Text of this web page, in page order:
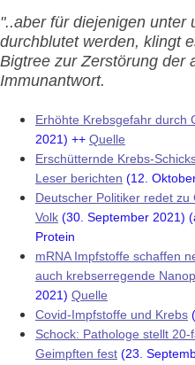
"..aber für diejenigen unter
durchblutet werden, klingt
Bigtree zur Zerstörung der
Immunantwort.
Erhöhte Krebsgefahr durch
2021) ++ Quelle
Erschütternde Krebs-
Leser berichten (12.
Deutscher Politiker redet
Volk (30. September 2021)
Protein
mRNA Impfstoffe schaffen
auch krebserregende
2021) Quelle
Covid-Impfstoffe und Krebs
Schock: Pathologe stellt
Geimpften fest (23.